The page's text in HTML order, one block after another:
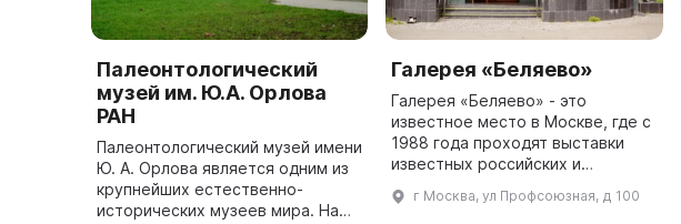
Палеонтологический
музей им. Ю.А. Орлова
РАН
Палеонтологический музей имени
Ю. А. Орлова является одним из
крупнейших естественно-
исторических музеев мира. На
Галерея «Беляево»
Галерея «Беляево» - это
известное место в Москве, где с
1988 года проходят выставки
известных российских и
базе существуют Учебный центр
г Москва, ул Профсоюзная, д 100